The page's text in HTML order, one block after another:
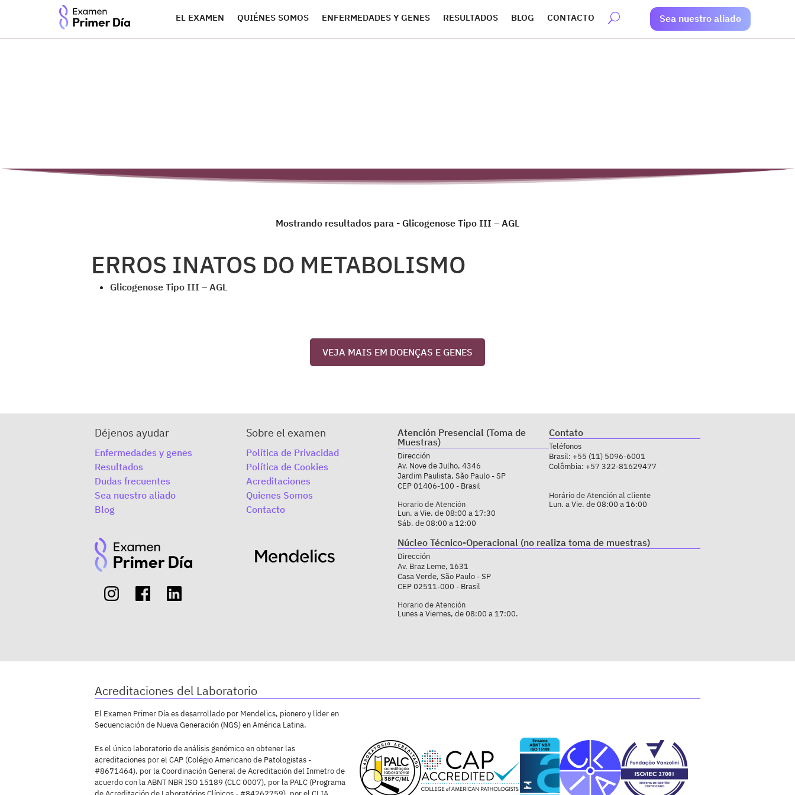
EL EXAMEN QUIÉNES SOMOS ENFERMEDADES Y GENES RESULTADOS BLOG CONTACTO Sea nuestro aliado
Mostrando resultados para - Glicogenose Tipo III – AGL
ERROS INATOS DO METABOLISMO
Glicogenose Tipo III – AGL
VEJA MAIS EM DOENÇAS E GENES
Déjenos ayudar
Enfermedades y genes
Resultados
Dudas frecuentes
Sea nuestro aliado
Blog
Sobre el examen
Política de Privacidad
Política de Cookies
Acreditaciones
Quienes Somos
Contacto
Atención Presencial (Toma de
Muestras)
Dirección
Av. Nove de Julho, 4346
Jardim Paulista, São Paulo - SP
CEP 01406-100 - Brasil
Horario de Atención
Lun. a Vie. de 08:00 a 17:30
Sáb. de 08:00 a 12:00
Horário de Atención al cliente
Lun. a Vie. de 08:00 a 16:00
Contato
Teléfonos
Brasil: +55 (11) 5096-6001
Colômbia: +57 322-81629477
Núcleo Técnico-Operacional (no realiza toma de muestras)
Dirección
Av. Braz Leme, 1631
Casa Verde, São Paulo - SP
CEP 02511-000 - Brasil
Horario de Atención
Lunes a Viernes, de 08:00 a 17:00.
Acreditaciones del Laboratorio
El Examen Primer Día es desarrollado por Mendelics, pionero y líder en
Secuenciación de Nueva Generación (NGS) en América Latina.
Es el único laboratorio de análisis genómico en obtener las
acreditaciones por el CAP (Colégio Americano de Patologistas -
#8671464), por la Coordinación General de Acreditación del Inmetro de
acuerdo con la ABNT NBR ISO 15189 (CLC 0007), por la PALC (Programa